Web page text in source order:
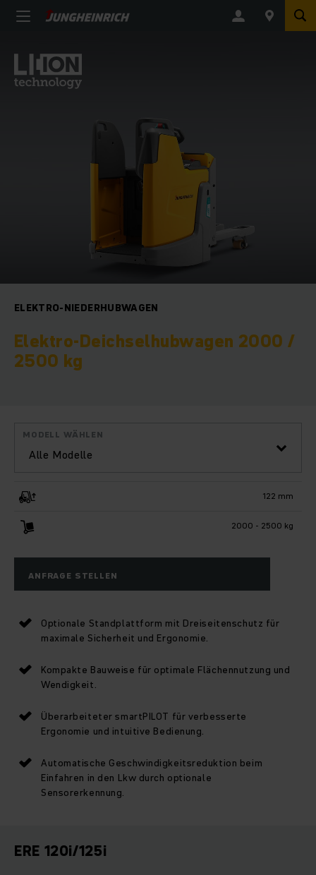
ELEKTRO-NIEDERHUBWAGEN
Elektro-Deichselhubwagen 2000 /
2500 kg
Alle Modelle
MODELL WÄHLEN
122 mm
2000 - 2500 kg
ANFRAGE STELLEN
Optionale Standplattform mit Dreiseitenschutz für
maximale Sicherheit und Ergonomie.
Kompakte Bauweise für optimale Flächennutzung und
Wendigkeit.
Überarbeiteter smartPILOT für verbesserte
Ergonomie und intuitive Bedienung.
Automatische Geschwindigkeitsreduktion beim
Einfahren in den Lkw durch optionale
Sensorerkennung.
ERE 120i/125i